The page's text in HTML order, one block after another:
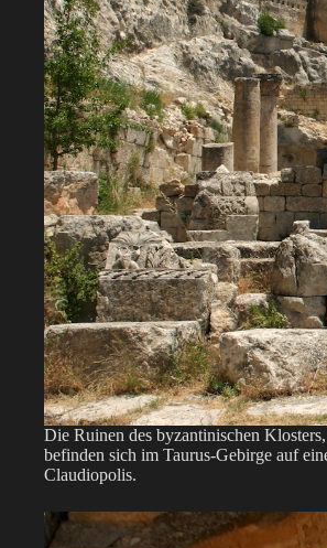
Die Ruinen des byzantinischen
befinden sich im Taurus-Gebirge auf
Claudiopolis.